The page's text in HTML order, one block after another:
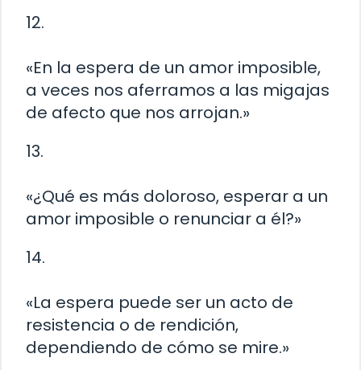
12.
«En la espera de un amor imposible,
a veces nos aferramos a las migajas
de afecto que nos arrojan.»
13.
«¿Qué es más doloroso, esperar a un
amor imposible o renunciar a él?»
14.
«La espera puede ser un acto de
resistencia o de rendición,
dependiendo de cómo se mire.»